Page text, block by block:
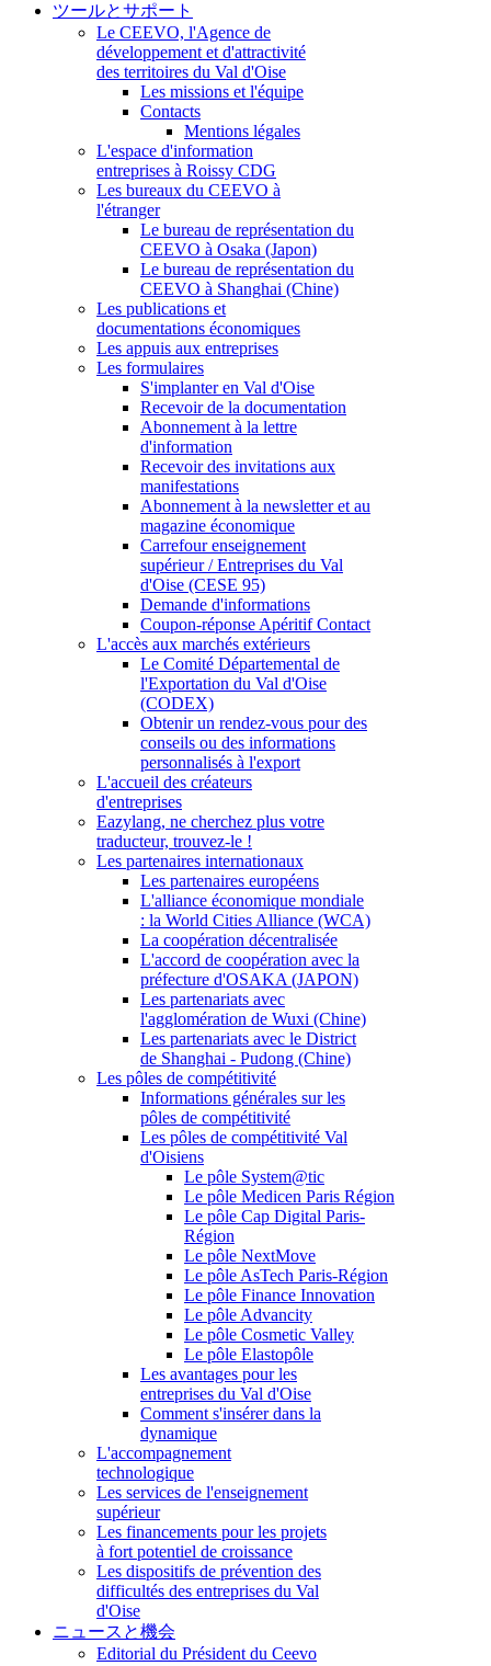
ツールとサポート
Le CEEVO, l'Agence de
développement et d'attractivité
des territoires du Val d'Oise
Les missions et l'équipe
Contacts
Mentions légales
L'espace d'information
entreprises à Roissy CDG
Les bureaux du CEEVO à
l'étranger
Le bureau de représentation du
CEEVO à Osaka (Japon)
Le bureau de représentation du
CEEVO à Shanghai (Chine)
Les publications et
documentations économiques
Les appuis aux entreprises
Les formulaires
S'implanter en Val d'Oise
Recevoir de la documentation
Abonnement à la lettre
d'information
Recevoir des invitations aux
manifestations
Abonnement à la newsletter et au
magazine économique
Carrefour enseignement
supérieur / Entreprises du Val
d'Oise (CESE 95)
Demande d'informations
Coupon-réponse Apéritif Contact
L'accès aux marchés extérieurs
Le Comité Départemental de
l'Exportation du Val d'Oise
(CODEX)
Obtenir un rendez-vous pour des
conseils ou des informations
personnalisés à l'export
L'accueil des créateurs
d'entreprises
Eazylang, ne cherchez plus votre
traducteur, trouvez-le !
Les partenaires internationaux
Les partenaires européens
L'alliance économique mondiale
: la World Cities Alliance (WCA)
La coopération décentralisée
L'accord de coopération avec la
préfecture d'OSAKA (JAPON)
Les partenariats avec
l'agglomération de Wuxi (Chine)
Les partenariats avec le District
de Shanghai - Pudong (Chine)
Les pôles de compétitivité
Informations générales sur les
pôles de compétitivité
Les pôles de compétitivité Val
d'Oisiens
Le pôle System@tic
Le pôle Medicen Paris Région
Le pôle Cap Digital Paris-
Région
Le pôle NextMove
Le pôle AsTech Paris-Région
Le pôle Finance Innovation
Le pôle Advancity
Le pôle Cosmetic Valley
Le pôle Elastopôle
Les avantages pour les
entreprises du Val d'Oise
Comment s'insérer dans la
dynamique
L'accompagnement
technologique
Les services de l'enseignement
supérieur
Les financements pour les projets
à fort potentiel de croissance
Les dispositifs de prévention des
difficultés des entreprises du Val
d'Oise
ニュースと機会
Editorial du Président du Ceevo